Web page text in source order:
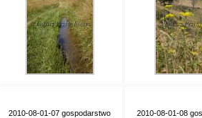
2010-08-01-07 gospodarstwo 2010-08-01-08